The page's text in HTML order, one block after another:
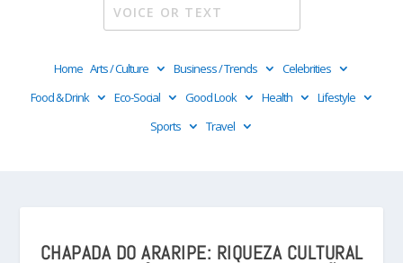
Home Arts / Culture Business / Trends
Celebrities
Food & Drink
Eco-Social Good Look Health
Lifestyle
Sports
Travel
CHAPADA DO ARARIPE: RIQUEZA CULTURAL